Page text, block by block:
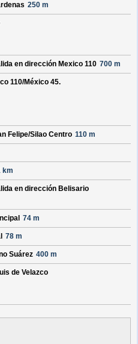
250 m
en dirección Mexico 110 700 m
110/México 45.
Felipe/Silao Centro 110 m
km
en dirección Belisario
74 m
78 m
Suárez 400 m
de Velazco